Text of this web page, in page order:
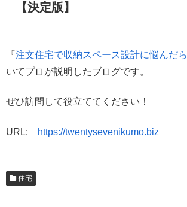
【決定版】
『注文住宅で収納スペース設計に悩んだら
いてプロが説明したブログです。
ぜひ訪問して役立ててください！
URL: https://twentysevenikumo.biz
住宅